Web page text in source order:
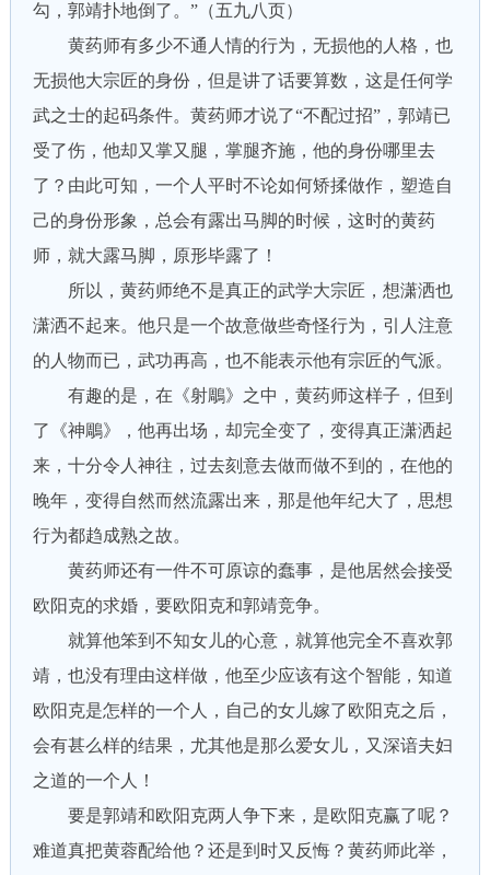
勾，郭靖扑地倒了。”（五九八页）
黄药师有多少不通人情的行为，无损他的人格，也
无损他大宗匠的身份，但是讲了话要算数，这是任何学
武之士的起码条件。黄药师才说了“不配过招”，郭靖已
受了伤，他却又掌又腿，掌腿齐施，他的身份哪里去
了？由此可知，一个人平时不论如何矫揉做作，塑造自
己的身份形象，总会有露出马脚的时候，这时的黄药
师，就大露马脚，原形毕露了！
所以，黄药师绝不是真正的武学大宗匠，想潇洒也
潇洒不起来。他只是一个故意做些奇怪行为，引人注意
的人物而已，武功再高，也不能表示他有宗匠的气派。
有趣的是，在《射鵰》之中，黄药师这样子，但到
了《神鵰》，他再出场，却完全变了，变得真正潇洒起
来，十分令人神往，过去刻意去做而做不到的，在他的
晚年，变得自然而然流露出来，那是他年纪大了，思想
行为都趋成熟之故。
黄药师还有一件不可原谅的蠢事，是他居然会接受
欧阳克的求婚，要欧阳克和郭靖竞争。
就算他笨到不知女儿的心意，就算他完全不喜欢郭
靖，也没有理由这样做，他至少应该有这个智能，知道
欧阳克是怎样的一个人，自己的女儿嫁了欧阳克之后，
会有甚么样的结果，尤其他是那么爱女儿，又深谙夫妇
之道的一个人！
要是郭靖和欧阳克两人争下来，是欧阳克赢了呢？
难道真把黄蓉配给他？还是到时又反悔？黄药师此举，